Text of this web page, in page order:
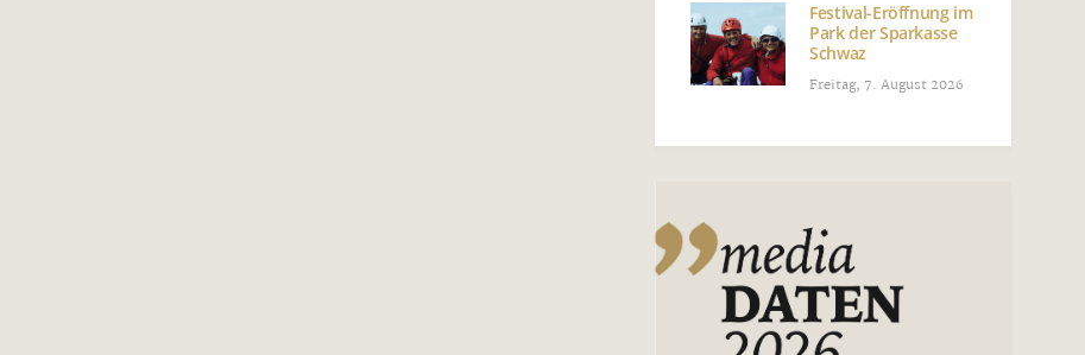
Festival-Eröffnung im
Park der Sparkasse
Schwaz
Freitag, 7. August 2026